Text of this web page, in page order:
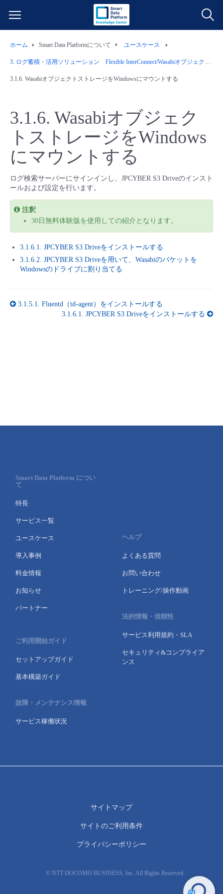
データ利活用
ネットワーク
IoT
モニタリング/監査
サポート
管理機能
よくある質問
クラウド/サーバー
ネットワーク
IoT
モニタリング/監査
サポート
すべてのメニューを見る
料金シミュレーター
データ利活用
クラウド/サーバー
ネットワーク
IoT
サポート
ご利用開始ガイド
■ 管理機能
- 管理機能
- 新規お申し込み方法
- ユーザー機能の管理
- vUTM2
ユースケース
- バックアップ
- セキュリティ・監査
- データと分析
- マルチクラウド利用
サービス稼働状況
故障/メンテナンス履歴
定期メンテナンス
パートナー
販売パートナー向けプログラム
協業パートナー
トレーニング/操作動画
脱炭素化
ホーム Smart Data Platformについて ユースケース
3. ログ蓄積・活用ソリューション Flexible InterConnect/Wasabiオブジェクトストレージ/ログ管理ツール/Windows用S3互換ストレージマウントツール
3.1.6. WasabiオブジェクトストレージをWindowsにマウントする
3.1.6. Wasabiオブジェク
トストレージをWindows
にマウントする
ログ検索サーバーにサインインし、JPCYBER S3 Driveのインスト
ールおよび設定を行います。
注釈
30日無料体験版を使用しての紹介となります。
3.1.6.1. JPCYBER S3 Driveをインストールする
3.1.6.2. JPCYBER S3 Driveを用いて、Wasabiのバケットを
Windowsのドライブに割り当てる
3.1.5.1. Fluentd（td-agent）をインストールする
3.1.6.1. JPCYBER S3 Driveをインストールする
Smart Data Platform につい
て
特長
サービス一覧
ユースケース
導入事例
料金情報
お知らせ
パートナー
ご利用開始ガイド
セットアップガイド
基本構築ガイド
故障・メンテナンス情報
サービス稼働状況
ヘルプ
よくある質問
お問い合わせ
トレーニング/操作動画
法的情報・信頼性
サービス利用規約・SLA
セキュリティ&コンプライア
ンス
© NTT DOCOMO BUSINESS, Inc. All Rights Reserved.
サイトマップ
サイトのご利用条件
プライバシーポリシー